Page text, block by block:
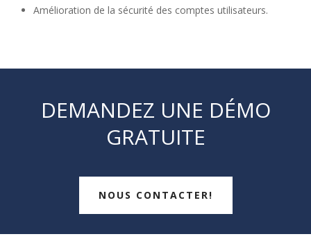
Amélioration de la sécurité des comptes utilisateurs.
DEMANDEZ UNE DÉMO
GRATUITE
NOUS CONTACTER!